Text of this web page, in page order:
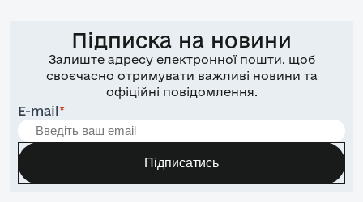
Підписка на новини
Залиште адресу електронної пошти, щоб
своєчасно отримувати важливі новини та
офіційні повідомлення.
E-mail*
Підписатись